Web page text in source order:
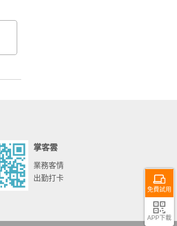
免費試用
APP下載
掌客雲
業務客情
出勤打卡